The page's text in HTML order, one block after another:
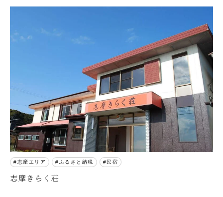
志摩エリア ふるさと納税 民宿
志摩きらく荘